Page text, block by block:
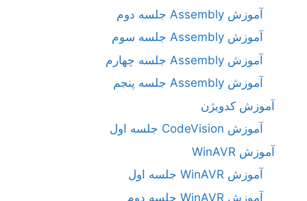
آموزش Assembly جلسه دوم
آموزش Assembly جلسه سوم
آموزش Assembly جلسه چهارم
آموزش Assembly جلسه پنجم
آموزش کدویژن
آموزش CodeVision جلسه اول
آموزش WinAVR
آموزش WinAVR جلسه اول
آموزش WinAVR جلسه دوم